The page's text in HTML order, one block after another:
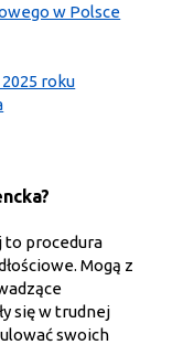
w Polsce
roku
to procedura
Mogą z
się w trudnej
swoich